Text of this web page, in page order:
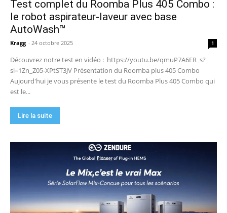
🏆 Sunseeker S4 : le robot tondeuse sans câble
ni RTK qui cartographie votre jardin tout seul.
09:48
d'énergie compacte… elle m'a bluffé !
Test complet du Roomba Plus 405 Combo :
le robot aspirateur-laveur avec base
AutoWash™
Kragg - 24 octobre 2025 1
Découvrez notre test en vidéo : https://youtu.be/qmuP7A6ER_s?
si=1Zn_Z05-XPtST3JV Présentation du Roomba plus 405 Combo
Aujourd'hui je vous présente le test du Roomba Plus 405 Combo qui
est le...
Lire la suite